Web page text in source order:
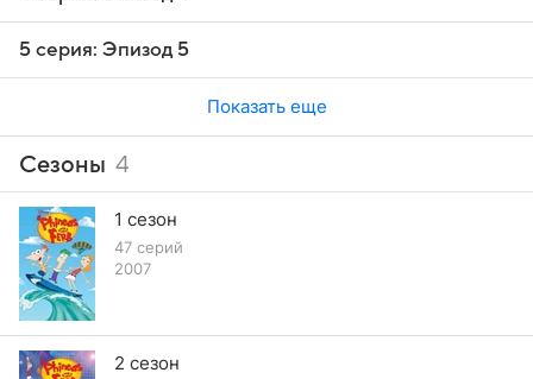
5 серия: Эпизод 5
Показать еще
Сезоны 4
1 сезон
47 серий
2007
2 сезон